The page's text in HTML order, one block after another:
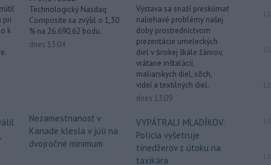
pri
k
Technologický Nasdaq
Composite sa zvýšil o 1,30
% na 26.690,62 bodu.
dnes 13:04
Nezamestnanosť v
Kanade klesla v júli na
dvojročné minimum
Výstava sa snaží preskúmať
naliehavé problémy našej
doby prostredníctvom
prezentácie umeleckých
diel v širokej škále žánrov,
vrátane inštalácií,
maliarskych diel, sôch,
videí a textilných diel.
dnes 13:09
VYPÁTRALI MLADÍKOV:
Polícia vyšetruje
tínedžerov z útoku na
taxikára